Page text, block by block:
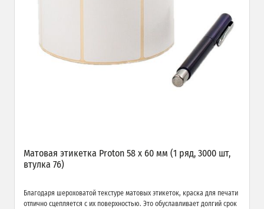
Матовая этикетка Proton 58 х 60 мм (1 ряд, 3000 шт,
втулка 76)
Благодаря шероховатой текстуре матовых этикеток, краска для печати
отлично сцепляется с их поверхностью. Это обуславливает долгий срок